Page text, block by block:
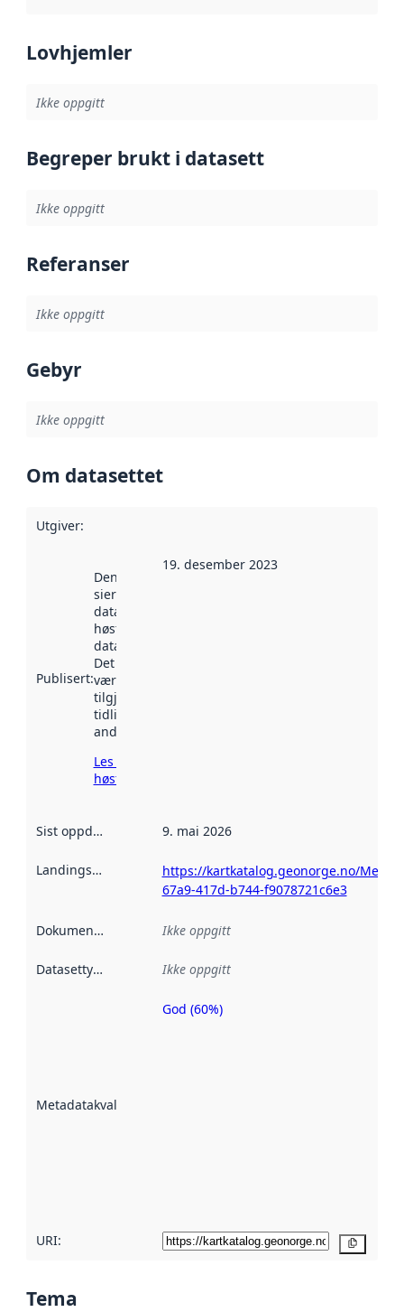
Lovhjemler
Ikke oppgitt
Begreper brukt i datasett
Ikke oppgitt
Referanser
Ikke oppgitt
Gebyr
Ikke oppgitt
Om datasettet
Utgiver:
Publisert:
Denne datoen
sier når
datasettet ble
høstet av
data.norge.no.
Det kan ha
vært
tilgjengelig
tidligere
andre steder.
Les mer om
høsting her
19. desember 2023
Sist oppdatert 9. mai 2026
Landingsside
https://kartkatalog.geonorge.no/
67a9-417d-b744-f9078721c6e3
Dokumentasjon Ikke oppgitt
Datasettype Ikke oppgitt
Metadatakvalitet
Metadatakvalitet
God (60%)
URI:
Tema